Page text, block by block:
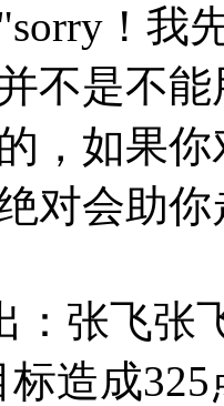
！我
是不能
，如果
对会助
：张飞张
造成